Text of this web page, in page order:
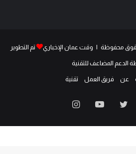
تم التطوير
الدعم المضاعف للتقنية
عن فريق العمل تقنية